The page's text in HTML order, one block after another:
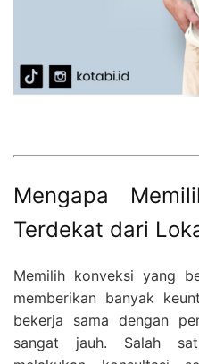
Mengapa
Terdekat dari
Memilih konveksi yang
memberikan banyak
bekerja sama dengan
sangat jauh. Salah